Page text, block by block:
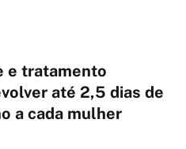
e tratamento
até 2,5 dias de
a cada mulher